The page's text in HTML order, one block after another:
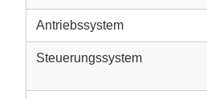
Antriebssystem
Steuerungssystem